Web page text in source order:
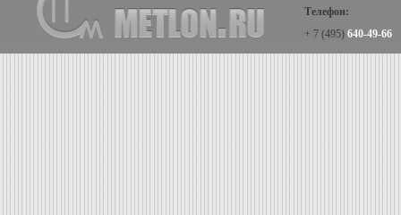
Телефон:
+ 7 (495) 640-49-66